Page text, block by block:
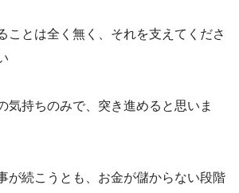
ことは全く無く、それを支えてくださ
気持ちのみで、突き進めると思いま
が続こうとも、お金が儲からない段階